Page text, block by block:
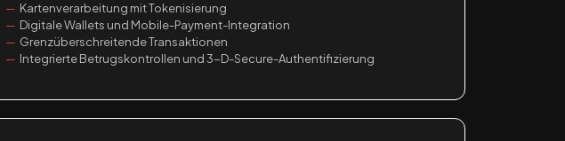
Kartenverarbeitung mit Tokenisierung
Digitale Wallets und Mobile-Payment-Integration
Grenzüberschreitende Transaktionen
Integrierte Betrugskontrollen und 3-D-Secure-Authentifizierung